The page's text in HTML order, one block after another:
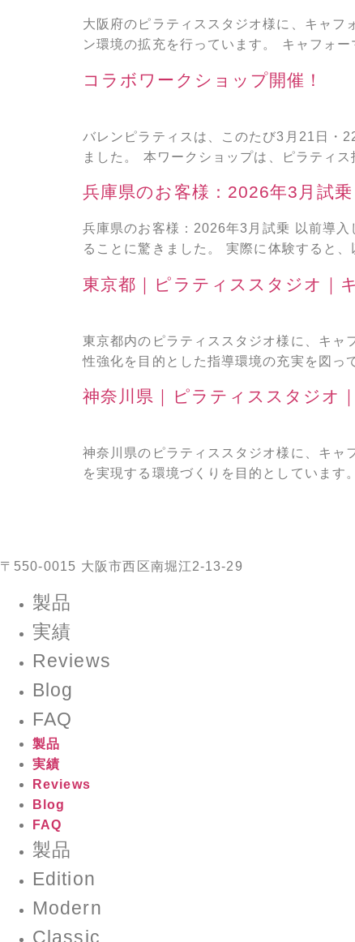
大阪府のピラティススタジオ様に、キャ
ン環境の拡充を行っています。 キャフォ
コラボワークショップ開催！
バレンピラティスは、このたび3月21日・
ました。 本ワークショップは、ピラティ
兵庫県のお客様：2026年3月試乗
兵庫県のお客様：2026年3月試乗 以前導
ることに驚きました。 実際に体験すると
東京都｜ピラティススタジオ｜
東京都内のピラティススタジオ様に、キャ
性強化を目的とした指導環境の充実を図
神奈川県｜ピラティススタジオ
神奈川県のピラティススタジオ様に、キャ
を実現する環境づくりを目的としていま
〒550-0015 大阪市西区南堀江2-13-29
製品
実績
Reviews
Blog
FAQ
製品
実績
Reviews
Blog
FAQ
製品
Edition
Modern
Classic